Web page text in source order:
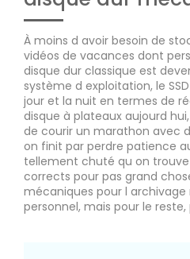
À moins d avoir besoin de
vidéos de vacances dont
disque dur classique est
système d exploitation, le
jour et la nuit en termes de
disque à plateaux aujourd
de courir un marathon avec
on finit par perdre patience
tellement chuté qu on
corrects pour pas grand
mécaniques pour l
personnel, mais pour le